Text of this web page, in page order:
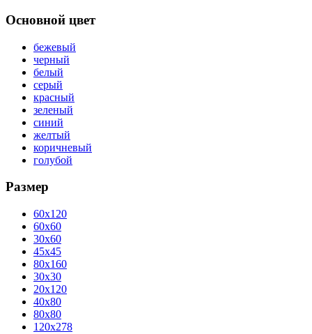
Основной цвет
бежевый
черный
белый
серый
красный
зеленый
синий
желтый
коричневый
голубой
Размер
60x120
60x60
30x60
45x45
80x160
30x30
20x120
40x80
80x80
120x278